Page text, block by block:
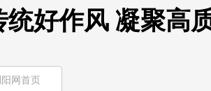
统好作风 凝聚高
网首页